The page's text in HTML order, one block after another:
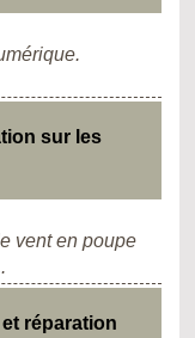
sur les
vent en poupe
réparation